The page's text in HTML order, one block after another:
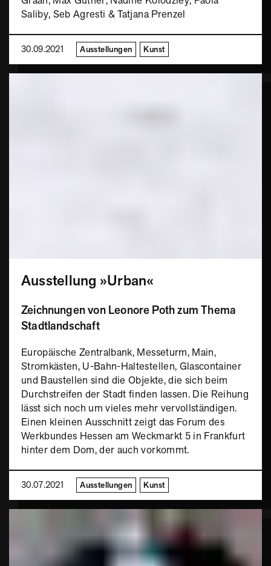
Saliby, Seb Agresti & Tatjana Prenzel
30.09.2021 Ausstellungen Kunst
Ausstellung »Urban«
Zeichnungen von Leonore Poth zum Thema
Stadtlandschaft
Europäische Zentralbank, Messeturm, Main,
Stromkästen, U-Bahn-Haltestellen, Glascontainer
und Baustellen sind die Objekte, die sich beim
Durchstreifen der Stadt finden lassen. Die Reihung
lässt sich noch um vieles mehr vervollständigen.
Einen kleinen Ausschnitt zeigt das Forum des
Werkbundes Hessen am Weckmarkt 5 in Frankfurt
hinter dem Dom, der auch vorkommt.
30.07.2021 Ausstellungen Kunst